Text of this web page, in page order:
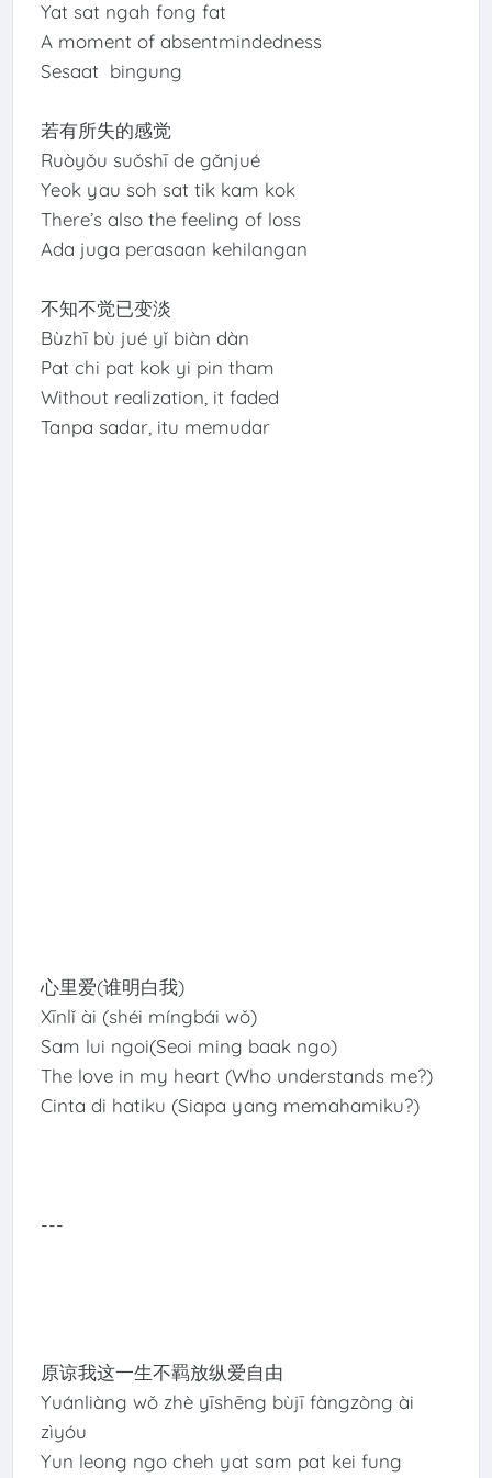
Yat sat ngah fong fat
A moment of absentmindedness
Sesaat bingung
若有所失的感觉
Ruòyǒu suǒshī de gǎnjué
Yeok yau soh sat tik kam kok
There’s also the feeling of loss
Ada juga perasaan kehilangan
不知不觉已变淡
Bùzhī bù jué yǐ biàn dàn
Pat chi pat kok yi pin tham
Without realization, it faded
Tanpa sadar, itu memudar
心里爱(谁明白我)
Xīnlǐ ài (shéi míngbái wǒ)
Sam lui ngoi(Seoi ming baak ngo)
The love in my heart (Who understands me?)
Cinta di hatiku (Siapa yang memahamiku?)
---
原谅我这一生不羁放纵爱自由
Yuánliàng wǒ zhè yīshēng bùjī fàngzòng ài
zìyóu
Yun leong ngo cheh yat sam pat kei fung